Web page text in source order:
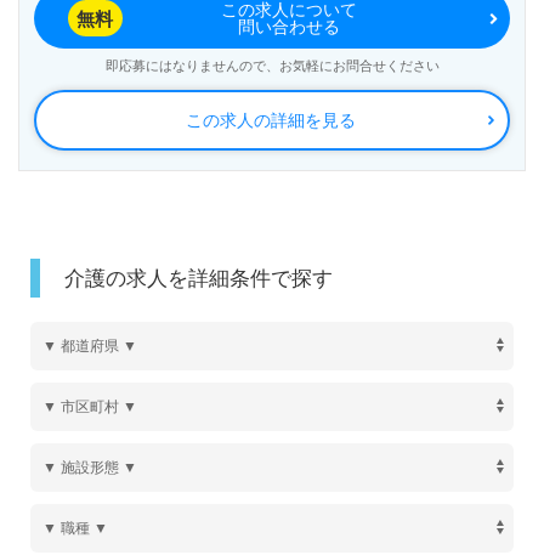
この求人の詳細を見る
無料
この求人について
問い合わせる
即応募にはなりませんので、お気軽にお問合せください
介護の求人を詳細条件で探す